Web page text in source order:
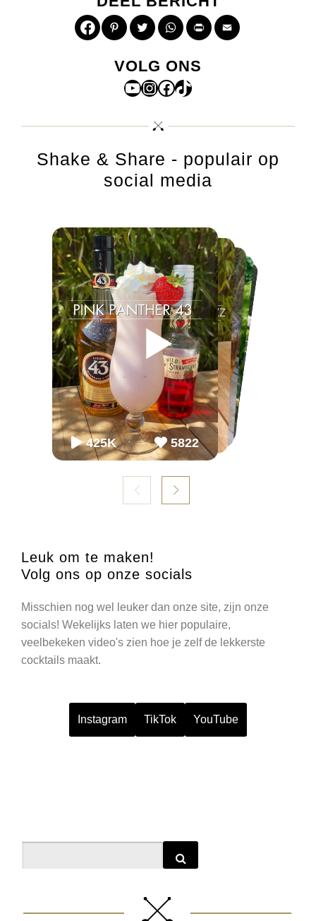
PinterestTwitterWhatsApp
Print
VOLG ONS
YouTube
Instagram
Facebook
TikTok
Shake & Share - populair op
social media
Leuk om te maken!
Volg ons op onze socials
Misschien nog wel leuker dan onze site, zijn onze
socials! Wekelijks laten we hier populaire,
veelbekeken video's zien hoe je zelf de lekkerste
cocktails maakt.
Instagram TikTok YouTube
▶
425K 5822
▶
98K 1099
▶
86K 952
▶
2.2M 54.3K
▶
65K
2243
▶
65K
868